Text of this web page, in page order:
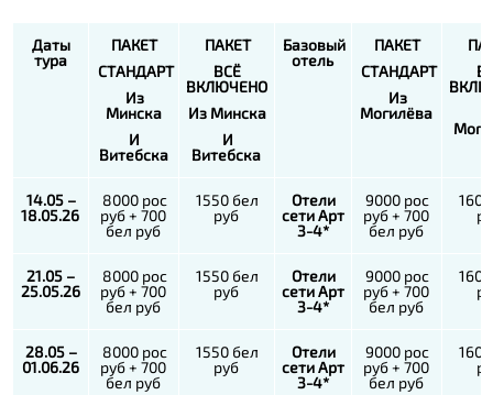
Даты
тура
ПАКЕТ
СТАНДАРТ
Из
Минска
И
Витебска
ПАКЕТ
ВСЁ
ВКЛЮЧЕНО
Из Минска
И
Витебска
Базовый
отель
ПАКЕТ
СТАНДАРТ
Из
Могилёва
14.05 –
18.05.26
8000 рос
руб + 700
бел руб
1550 бел
руб
Отели
сети Арт
3-4*
9000 рос
руб + 700
бел руб
21.05 –
25.05.26
8000 рос
руб + 700
бел руб
1550 бел
руб
Отели
сети Арт
3-4*
9000 рос
руб + 700
бел руб
28.05 –
01.06.26
8000 рос
руб + 700
бел руб
1550 бел
руб
Отели
сети Арт
3-4*
9000 рос
руб + 700
бел руб